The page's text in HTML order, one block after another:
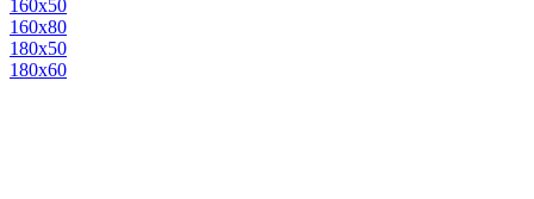
160х50
160х80
180х50
180х60